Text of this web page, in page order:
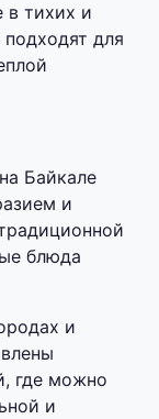
тихих и
для
Байкале
и
блюда
и
где можно
и